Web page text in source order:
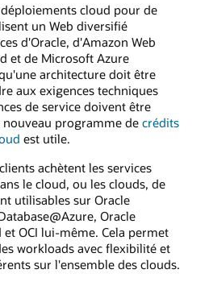
cloud pour de
un Web diversifié
d'Oracle, d'Amazon Web
et de Microsoft Azure
architecture doit être
aux exigences techniques
de service doivent être
nouveau programme de crédits
est utile.
achètent les services
le cloud, ou les clouds, de
utilisables sur Oracle
Oracle
et OCI lui-même. Cela permet
workloads avec flexibilité et
sur l'ensemble des clouds.